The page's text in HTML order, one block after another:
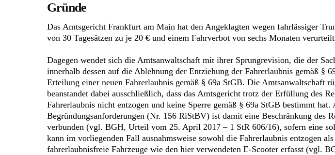
Gründe
Das Amtsgericht Frankfurt am Main hat den Angeklagten wegen fahrlässiger
von 30 Tagesätzen zu je 20 € und einem Fahrverbot von sechs Monaten
Dagegen wendet sich die Amtsanwaltschaft mit ihrer Sprungrevision, die der
innerhalb dessen auf die Ablehnung der Entziehung der Fahrerlaubnis gemäß §
Erteilung einer neuen Fahrerlaubnis gemäß § 69a StGB. Die Amtsanwaltschaft
beanstandet dabei ausschließlich, dass das Amtsgericht trotz der Erfüllung des
Fahrerlaubnis nicht entzogen und keine Sperre gemäß § 69a StGB bestimmt
Begründungsanforderungen (Nr. 156 RiStBV) ist damit eine Beschränkung des
verbunden (vgl. BGH, Urteil vom 25. April 2017 – 1 StR 606/16), sofern eine
kann im vorliegenden Fall ausnahmsweise sowohl die Fahrerlaubnis entzogen
fahrerlaubnisfreie Fahrzeuge wie den hier verwendeten E-Scooter erfasst (vgl.